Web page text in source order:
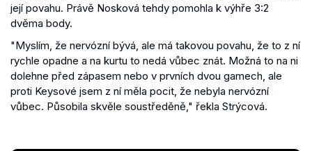
její povahu. Právě Nosková tehdy pomohla k výhře 3:2
dvěma body.
"Myslím, že nervózní bývá, ale má takovou povahu, že to z ní
rychle opadne a na kurtu to nedá vůbec znát. Možná to na ni
dolehne před zápasem nebo v prvních dvou gamech, ale
proti Keysové jsem z ní měla pocit, že nebyla nervózní
vůbec. Působila skvěle soustředěně," řekla Strýcová.